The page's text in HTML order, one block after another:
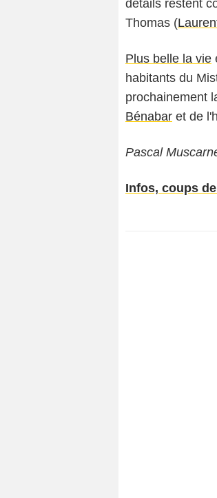
détails restent
Thomas (
Plus belle la vie
habitants du
prochainement
Bénabar et de
Pascal
Infos, coups